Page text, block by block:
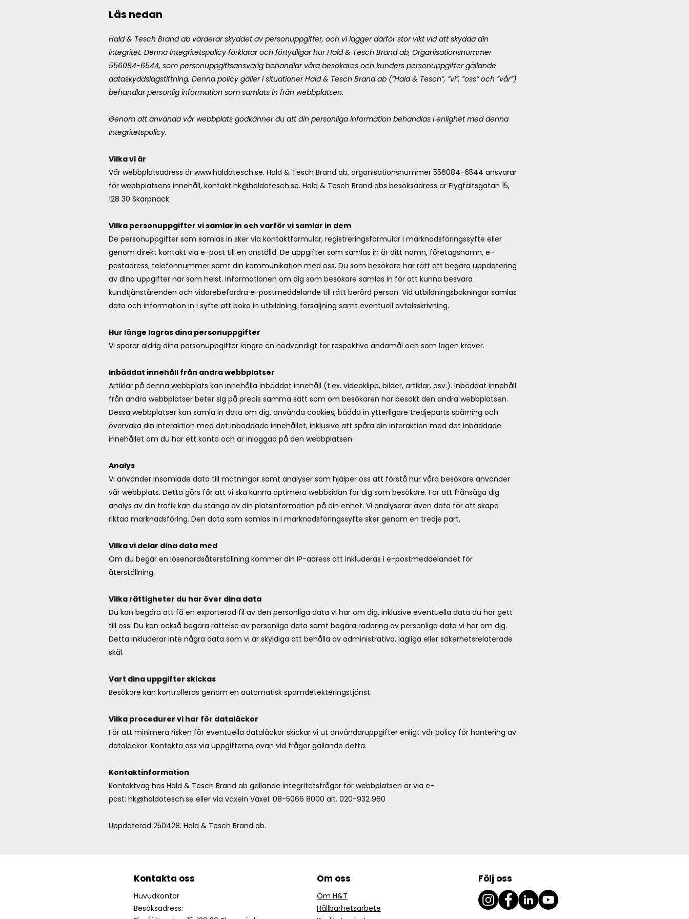
Läs nedan
Hald & Tesch Brand ab värderar skyddet av personuppgifter, och vi lägger därför stor vikt vid att skydda din
integritet. Denna integritetspolicy förklarar och förtydligar hur Hald & Tesch Brand ab, Organisationsnummer
556084-6544, som personuppgiftsansvarig behandlar våra besökares och kunders personuppgifter gällande
dataskyddslagstiftning. Denna policy gäller i situationer Hald & Tesch Brand ab (”Hald & Tesch”, ”vi”, ”oss” och ”vår”)
behandlar personlig information som samlats in från webbplatsen.
Genom att använda vår webbplats godkänner du att din personliga information behandlas i enlighet med denna
integritetspolicy.
Vilka vi är
Vår webbplatsadress är www.haldotesch.se. Hald & Tesch Brand ab, organisationsnummer 556084-6544 ansvarar
för webbplatsens innehåll, kontakt hk@haldotesch.se. Hald & Tesch Brand abs besöksadress är Flygfältsgatan 15,
128 30 Skarpnäck.
Vilka personuppgifter vi samlar in och varför vi samlar in dem
De personuppgifter som samlas in sker via kontaktformulär, registreringsformulär i marknadsföringssyfte eller
genom direkt kontakt via e-post till en anställd. De uppgifter som samlas in är ditt namn, företagsnamn, e-
postadress, telefonnummer samt din kommunikation med oss. Du som besökare har rätt att begära uppdatering
av dina uppgifter när som helst. Informationen om dig som besökare samlas in för att kunna besvara
kundtjänstärenden och vidarebefordra e-postmeddelande till rätt berörd person. Vid utbildningsbokningar samlas
data och information in i syfte att boka in utbildning, försäljning samt eventuell avtalsskrivning.
Hur länge lagras dina personuppgifter
Vi sparar aldrig dina personuppgifter längre än nödvändigt för respektive ändamål och som lagen kräver.
Inbäddat innehåll från andra webbplatser
Artiklar på denna webbplats kan innehålla inbäddat innehåll (t.ex. videoklipp, bilder, artiklar, osv.). Inbäddat innehåll
från andra webbplatser beter sig på precis samma sätt som om besökaren har besökt den andra webbplatsen.
Dessa webbplatser kan samla in data om dig, använda cookies, bädda in ytterligare tredjeparts spårning och
övervaka din interaktion med det inbäddade innehållet, inklusive att spåra din interaktion med det inbäddade
innehållet om du har ett konto och är inloggad på den webbplatsen.
Analys
Vi använder insamlade data till mätningar samt analyser som hjälper oss att förstå hur våra besökare använder
vår webbplats. Detta görs för att vi ska kunna optimera webbsidan för dig som besökare. För att frånsäga dig
analys av din trafik kan du stänga av din platsinformation på din enhet. Vi analyserar även data för att skapa
riktad marknadsföring. Den data som samlas in i marknadsföringssyfte sker genom en tredje part.
Vilka vi delar dina data med
Om du begär en lösenordsåterställning kommer din IP-adress att inkluderas i e-postmeddelandet för
återställning.
Vilka rättigheter du har över dina data
Du kan begära att få en exporterad fil av den personliga data vi har om dig, inklusive eventuella data du har gett
till oss. Du kan också begära rättelse av personliga data samt begära radering av personliga data vi har om dig.
Detta inkluderar inte några data som vi är skyldiga att behålla av administrativa, lagliga eller säkerhetsrelaterade
skäl.
Vart dina uppgifter skickas
Besökare kan kontrolleras genom en automatisk spamdetekteringstjänst.
Vilka procedurer vi har för dataläckor
För att minimera risken för eventuella dataläckor skickar vi ut användaruppgifter enligt vår policy för hantering av
dataläckor. Kontakta oss via uppgifterna ovan vid frågor gällande detta.
Kontaktinformation
Kontaktväg hos Hald & Tesch Brand ab gällande integritetsfrågor för webbplatsen är via e-
post: hk@haldotesch.se eller via växeln Växel: 08-5066 8000 alt. 020-932 960
Uppdaterad 250428. Hald & Tesch Brand ab.
Kontakta oss
Huvudkontor
Besöksadress:
Om oss
Om H&T
Hållbarhetsarbete
Följ oss